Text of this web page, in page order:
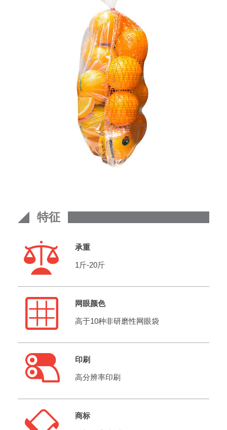
特征
承重
1斤-20斤
网眼颜色
高于10种非研磨性网眼袋
印刷
高分辨率印刷
商标